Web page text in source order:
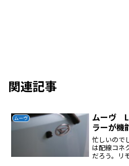
関連記事
ムーヴ
ムーヴ
ラーが機
忙しいので
は配線コネ
だろう。リ